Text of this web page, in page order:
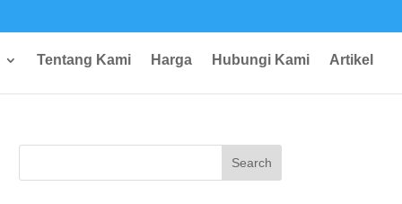
Tentang Kami Harga Hubungi Kami Artikel